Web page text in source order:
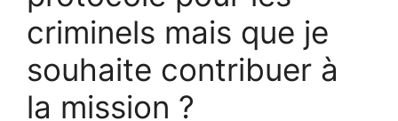
criminels mais que je
souhaite contribuer à
la mission ?